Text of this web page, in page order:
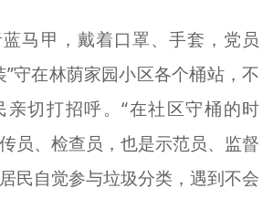
马甲，戴着口罩、手套，党员
”守在林荫家园小区各个桶站，不
亲切打招呼。“在社区守桶的时
员、检查员，也是示范员、监督
民自觉参与垃圾分类，遇到不会